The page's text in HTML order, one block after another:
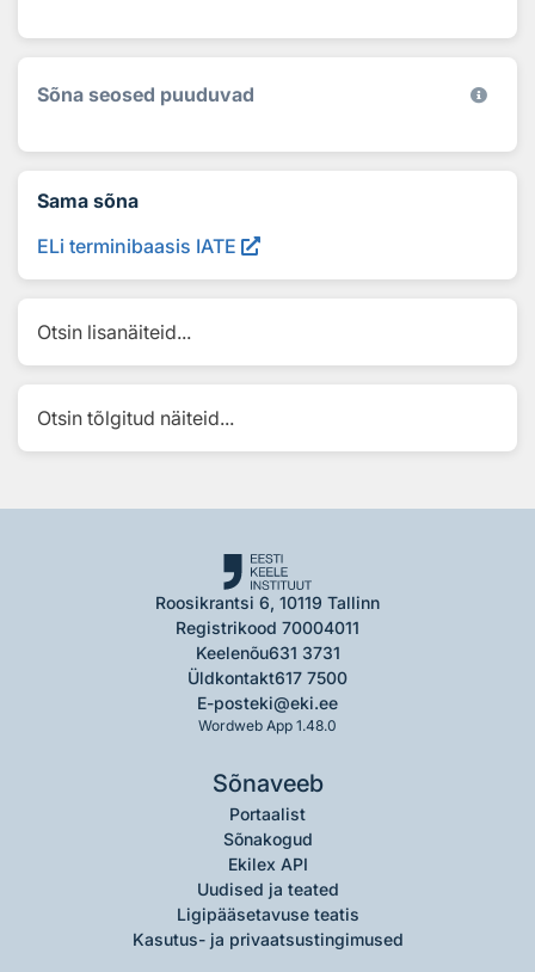
Sõna seosed puuduvad
Sama sõna
ELi terminibaasis IATE
Otsin lisanäiteid...
Otsin tõlgitud näiteid...
Roosikrantsi 6, 10119 Tallinn
Registrikood 70004011
Keelenõu631 3731
Üldkontakt617 7500
E-posteki@eki.ee
Wordweb App 1.48.0
Sõnaveeb
Portaalist
Sõnakogud
Ekilex API
Uudised ja teated
Ligipääsetavuse teatis
Kasutus- ja privaatsustingimused